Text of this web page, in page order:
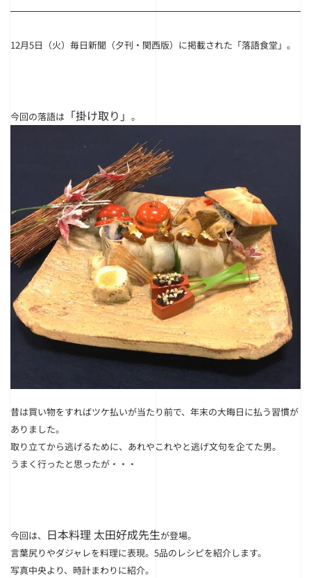
12月5日（火）毎日新聞（夕刊・関西版）に掲載された「落語食堂」。
今回の落語は 「掛け取り」 。
昔は買い物をすればツケ払いが当たり前で、年末の大晦日に払う習慣が
ありました。
取り立てから逃げるために、あれやこれやと逃げ文句を企てた男。
うまく行ったと思ったが・・・
今回は、 日本料理 太田好成先生が登場。
言葉尻りやダジャレを料理に表現。5品のレシピを紹介します。
写真中央より、時計まわりに紹介。